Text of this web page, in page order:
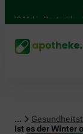
Mal in Deutschland
...
Ist es der Winter
Psyche &